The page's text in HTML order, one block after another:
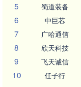
5 蜀道装备
6 中巨芯
7 广哈通信
8 欣天科技
9 飞天诚信
10 任子行